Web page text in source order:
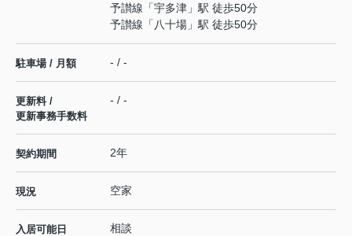
予讃線 「宇多津 」駅 徒歩50分
予讃線 「 八十場 」駅 徒歩50分
駐車場 / 月額 - / -
更新料 /
更新事務手数料
- / -
契約期間 2年
現況 空家
入居可能日 相談